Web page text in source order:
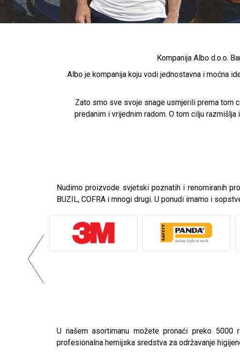
Kompanija Albo d.o.o.
Albo je kompanija koju vodi jednostavna i moćna
Zato smo sve svoje snage usmjerili prema tom
predanim i vrijednim radom. O tom cilju
Nudimo proizvode svjetski poznatih i renomiranih
BUZIL, COFRA i mnogi drugi. U ponudi imamo i
U našem asortimanu možete pronaći preko
profesionalna hemijska sredstva za održavanje